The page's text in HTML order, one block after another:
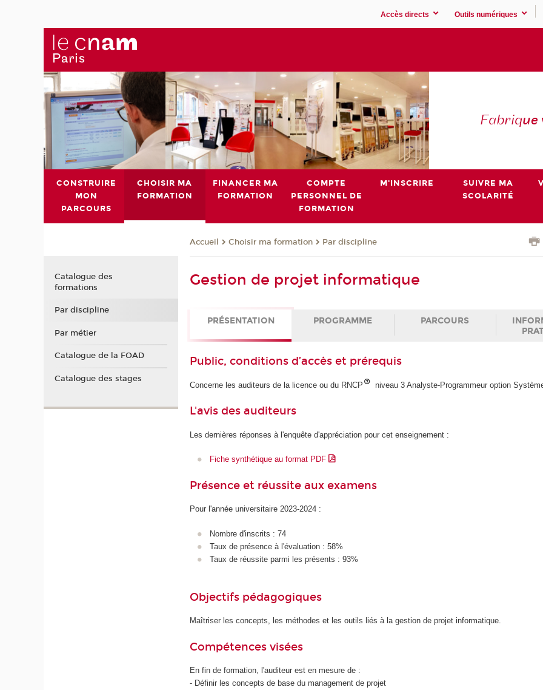
Accès directs Outils numériques
Fabrique
CONSTRUIRE
MON
PARCOURS
CHOISIR MA
FORMATION
FINANCER MA
FORMATION
COMPTE
PERSONNEL DE
FORMATION
M'INSCRIRE
SUIVRE MA
SCOLARITÉ
Accueil Choisir ma formation Par discipline
Gestion de projet informatique
PRÉSENTATION PROGRAMME PARCOURS
Public, conditions d’accès et prérequis
Concerne les auditeurs de la licence ou du RNCP niveau 3 Analyste-Programmeur option
L'avis des auditeurs
Les dernières réponses à l'enquête d'appréciation pour cet enseignement :
Fiche synthétique au format PDF
Présence et réussite aux examens
Pour l'année universitaire 2023-2024 :
Nombre d'inscrits : 74
Taux de présence à l'évaluation : 58%
Taux de réussite parmi les présents : 93%
Objectifs pédagogiques
Maîtriser les concepts, les méthodes et les outils liés à la gestion de projet informatique.
Compétences visées
En fin de formation, l'auditeur est en mesure de :
- Définir les concepts de base du management de projet
Catalogue des
formations
Par discipline
Par métier
Catalogue de la FOAD
Catalogue des stages